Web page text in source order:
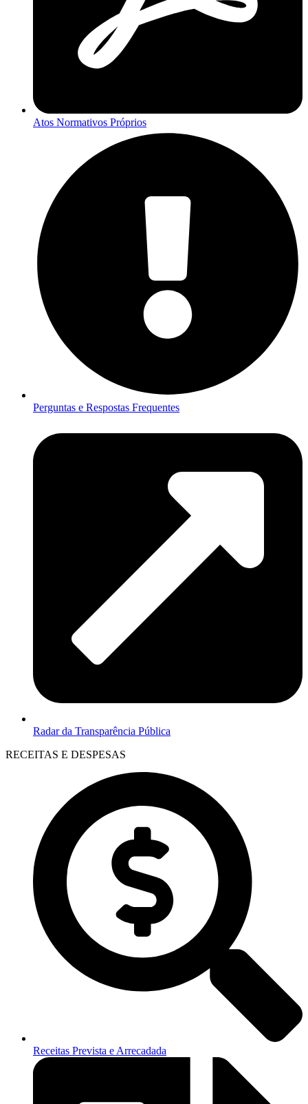
Atos Normativos Próprios
Perguntas e Respostas Frequentes
Radar da Transparência Pública
RECEITAS E DESPESAS
Receitas Prevista e Arrecadada